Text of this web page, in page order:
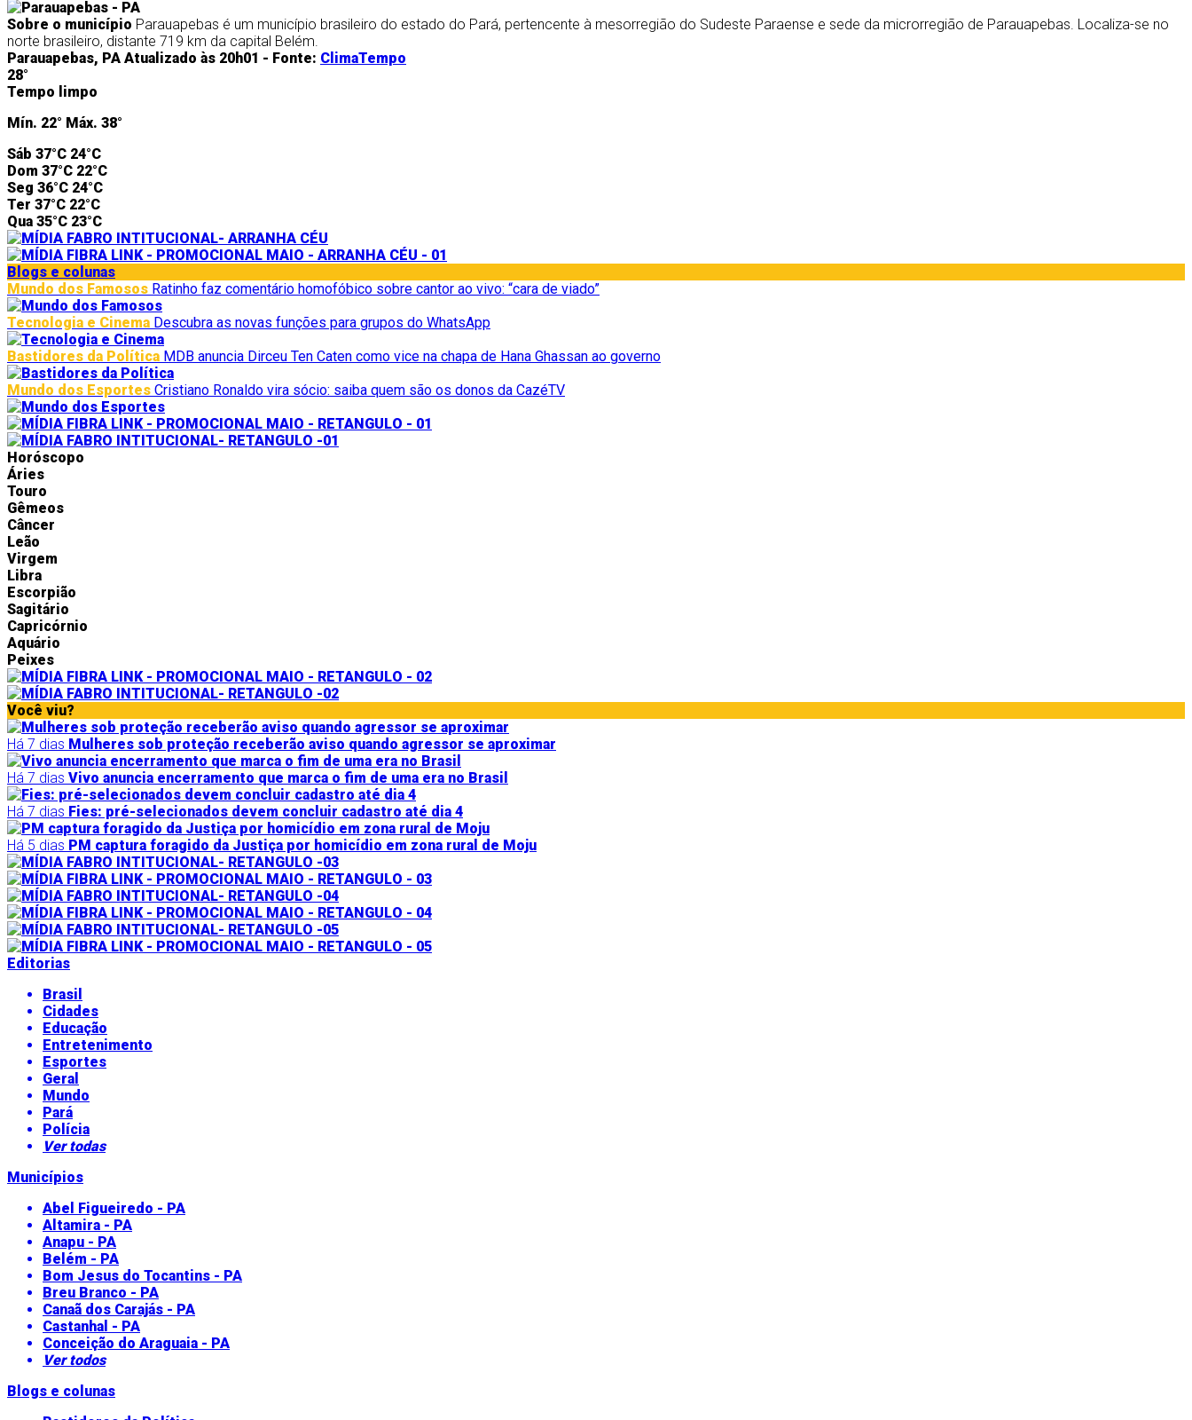
Sobre o município Parauapebas é um município brasileiro do estado do Pará, pertencente à mesorregião do Sudeste Paraense e sede da microrregião de Parauapebas. Localiza-se no
norte brasileiro, distante 719 km da capital Belém.
Parauapebas, PA Atualizado às 20h01 - Fonte: ClimaTempo
28°
Tempo limpo
Mín. 22° Máx. 38°
Sáb 37°C 24°C
Dom 37°C 22°C
Seg 36°C 24°C
Ter 37°C 22°C
Qua 35°C 23°C
Blogs e colunas
Mundo dos Famosos Ratinho faz comentário homofóbico sobre cantor ao vivo: “cara de viado”
Tecnologia e Cinema Descubra as novas funções para grupos do WhatsApp
Bastidores da Política MDB anuncia Dirceu Ten Caten como vice na chapa de Hana Ghassan ao governo
Mundo dos Esportes Cristiano Ronaldo vira sócio: saiba quem são os donos da CazéTV
Horóscopo
Áries
Touro
Gêmeos
Câncer
Leão
Virgem
Libra
Escorpião
Sagitário
Capricórnio
Aquário
Peixes
Você viu?
Há 7 dias Mulheres sob proteção receberão aviso quando agressor se aproximar
Há 7 dias Vivo anuncia encerramento que marca o fim de uma era no Brasil
Há 7 dias Fies: pré-selecionados devem concluir cadastro até dia 4
Há 5 dias PM captura foragido da Justiça por homicídio em zona rural de Moju
Editorias
Brasil
Cidades
Educação
Entretenimento
Esportes
Geral
Mundo
Pará
Polícia
Ver todas
Municípios
Abel Figueiredo - PA
Altamira - PA
Anapu - PA
Belém - PA
Bom Jesus do Tocantins - PA
Breu Branco - PA
Canaã dos Carajás - PA
Castanhal - PA
Conceição do Araguaia - PA
Ver todos
Blogs e colunas